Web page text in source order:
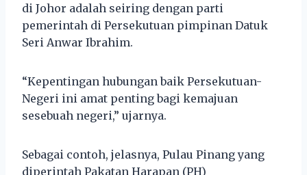
di Johor adalah seiring dengan parti
pemerintah di Persekutuan pimpinan Datuk
Seri Anwar Ibrahim.
“Kepentingan hubungan baik Persekutuan-
Negeri ini amat penting bagi kemajuan
sesebuah negeri,” ujarnya.
Sebagai contoh, jelasnya, Pulau Pinang yang
diperintah Pakatan Harapan (PH)